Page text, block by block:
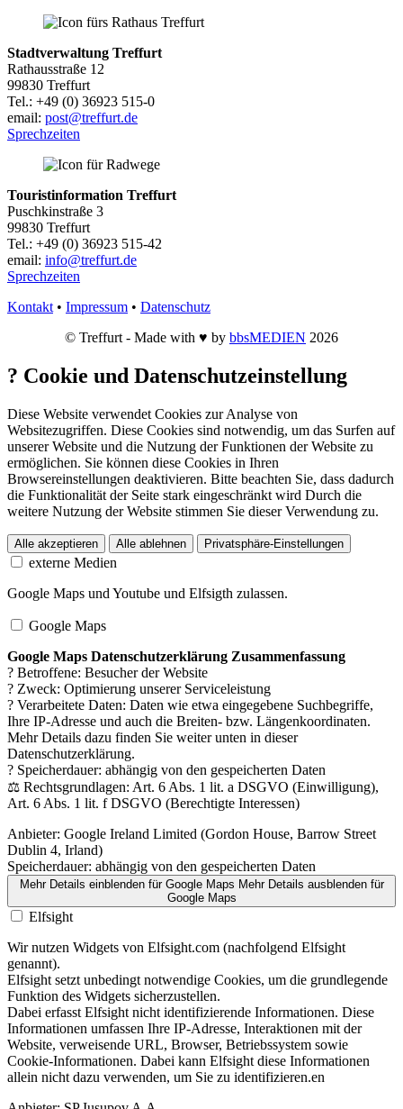
Stadtverwaltung Treffurt
Rathausstraße 12
99830 Treffurt
Tel.: +49 (0) 36923 515-0
email: post@treffurt.de
Sprechzeiten
Touristinformation Treffurt
Puschkinstraße 3
99830 Treffurt
Tel.: +49 (0) 36923 515-42
email: info@treffurt.de
Sprechzeiten
Kontakt • Impressum • Datenschutz
© Treffurt - Made with ♥ by bbsMEDIEN 2026
? Cookie und Datenschutzeinstellung
Diese Website verwendet Cookies zur Analyse von
Websitezugriffen. Diese Cookies sind notwendig, um das Surfen auf
unserer Website und die Nutzung der Funktionen der Website zu
ermöglichen. Sie können diese Cookies in Ihren
Browsereinstellungen deaktivieren. Bitte beachten Sie, dass dadurch
die Funktionalität der Seite stark eingeschränkt wird Durch die
weitere Nutzung der Website stimmen Sie dieser Verwendung zu.
Alle akzeptieren Alle ablehnen Privatsphäre-Einstellungen
externe Medien
Google Maps und Youtube und Elfsigth zulassen.
Google Maps
Google Maps Datenschutzerklärung Zusammenfassung
? Betroffene: Besucher der Website
? Zweck: Optimierung unserer Serviceleistung
? Verarbeitete Daten: Daten wie etwa eingegebene Suchbegriffe,
Ihre IP-Adresse und auch die Breiten- bzw. Längenkoordinaten.
Mehr Details dazu finden Sie weiter unten in dieser
Datenschutzerklärung.
? Speicherdauer: abhängig von den gespeicherten Daten
⚖️ Rechtsgrundlagen: Art. 6 Abs. 1 lit. a DSGVO (Einwilligung),
Art. 6 Abs. 1 lit. f DSGVO (Berechtigte Interessen)
Anbieter: Google Ireland Limited (Gordon House, Barrow Street
Dublin 4, Irland)
Speicherdauer: abhängig von den gespeicherten Daten
Mehr Details einblendenfür Google Maps Mehr Details ausblendenfür
Google Maps
Elfsight
Wir nutzen Widgets von Elfsight.com (nachfolgend Elfsight
genannt).
Elfsight setzt unbedingt notwendige Cookies, um die grundlegende
Funktion des Widgets sicherzustellen.
Dabei erfasst Elfsight nicht identifizierende Informationen. Diese
Informationen umfassen Ihre IP-Adresse, Interaktionen mit der
Website, verweisende URL, Browser, Betriebssystem sowie
Cookie-Informationen. Dabei kann Elfsight diese Informationen
allein nicht dazu verwenden, um Sie zu identifizieren.en